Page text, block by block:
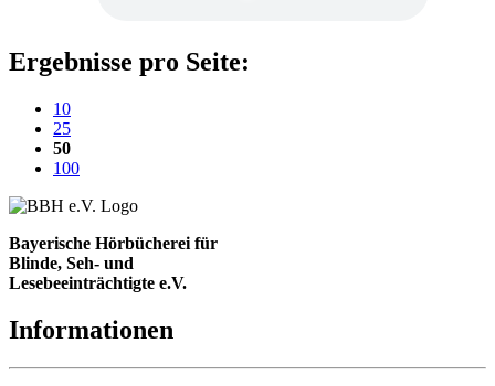
Ergebnisse pro Seite:
10
25
50(aktuelle Einstellung)
100
Bayerische Hörbücherei für
Blinde, Seh- und
Lesebeeinträchtigte e.V.
Informationen